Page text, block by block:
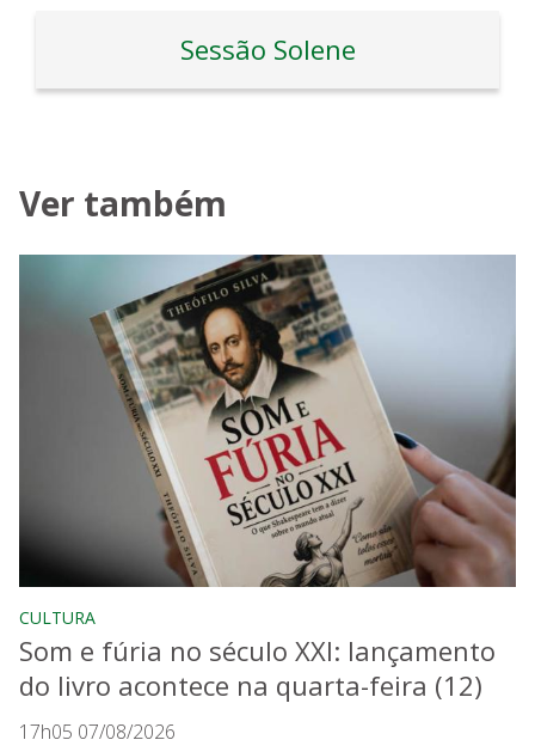
Sessão Solene
Ver também
CULTURA
Som e fúria no século XXI: lançamento
do livro acontece na quarta-feira (12)
17h05 07/08/2026